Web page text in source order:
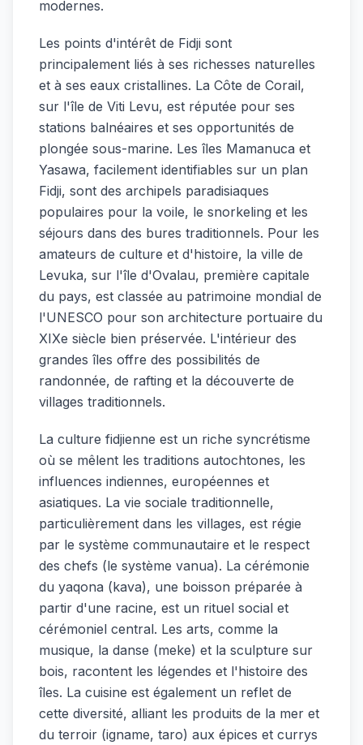
modernes.
Les points d'intérêt de Fidji sont
principalement liés à ses richesses naturelles
et à ses eaux cristallines. La Côte de Corail,
sur l'île de Viti Levu, est réputée pour ses
stations balnéaires et ses opportunités de
plongée sous-marine. Les îles Mamanuca et
Yasawa, facilement identifiables sur un plan
Fidji, sont des archipels paradisiaques
populaires pour la voile, le snorkeling et les
séjours dans des bures traditionnels. Pour les
amateurs de culture et d'histoire, la ville de
Levuka, sur l'île d'Ovalau, première capitale
du pays, est classée au patrimoine mondial de
l'UNESCO pour son architecture portuaire du
XIXe siècle bien préservée. L'intérieur des
grandes îles offre des possibilités de
randonnée, de rafting et la découverte de
villages traditionnels.
La culture fidjienne est un riche syncrétisme
où se mêlent les traditions autochtones, les
influences indiennes, européennes et
asiatiques. La vie sociale traditionnelle,
particulièrement dans les villages, est régie
par le système communautaire et le respect
des chefs (le système vanua). La cérémonie
du yaqona (kava), une boisson préparée à
partir d'une racine, est un rituel social et
cérémoniel central. Les arts, comme la
musique, la danse (meke) et la sculpture sur
bois, racontent les légendes et l'histoire des
îles. La cuisine est également un reflet de
cette diversité, alliant les produits de la mer et
du terroir (igname, taro) aux épices et currys